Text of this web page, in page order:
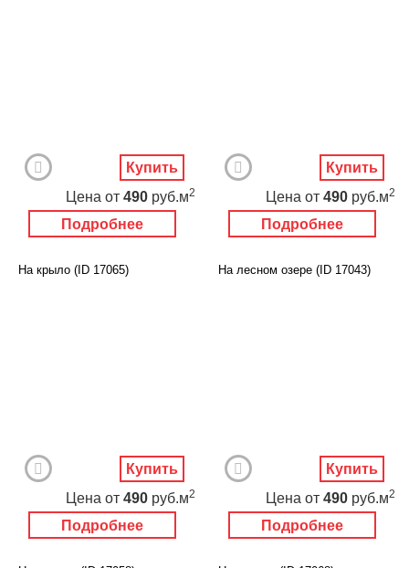
Подробнее
Цена от 490 руб.м2
Купить
Подробнее
Цена от 490 руб.м2
Купить
На крыло (ID 17065)
Подробнее
Цена от 490 руб.м2
Купить
На лесном озере (ID 17043)
Подробнее
Цена от 490 руб.м2
Купить